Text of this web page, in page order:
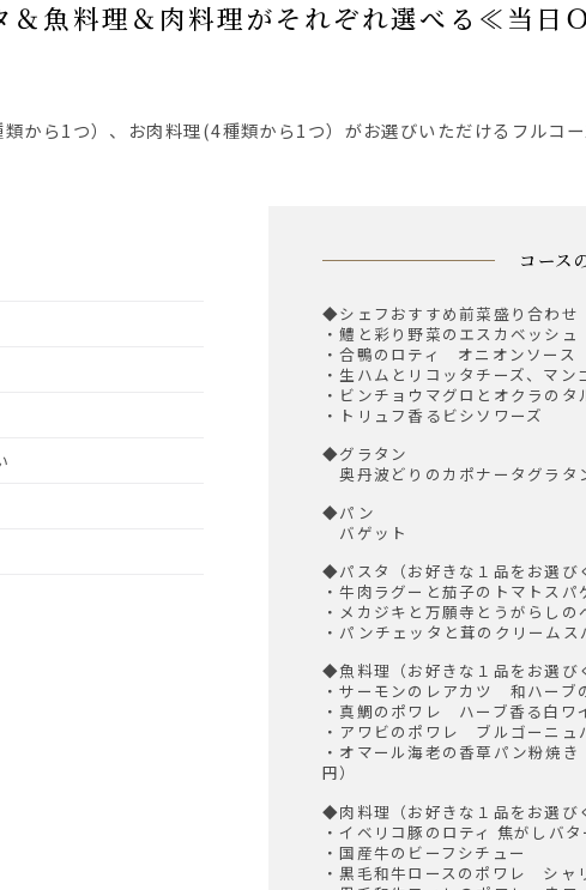
類から1つ）、お肉料理(4種類から1つ）がお選びいただけるフルコー
コー
◆シェフおすすめ前菜盛り合わせ
・鱧と彩り野菜のエスカベッシュ
・合鴨のロティ オニオンソース
・生ハムとリコッタチーズ、マン
・ビンチョウマグロとオクラの
・トリュフ香るビシソワーズ
◆グラタン
奥丹波どりのカポナータグラタ
◆パン
バゲット
◆パスタ（お好きな１品をお選び
・牛肉ラグーと茄子のトマトスパ
・メカジキと万願寺とうがらしの
・パンチェッタと茸のクリームス
◆魚料理（お好きな１品をお選び
・サーモンのレアカツ 和ハーブ
・真鯛のポワレ ハーブ香る白ワ
・アワビのポワレ ブルゴーニュ
・オマール海老の香草パン粉焼
円）
◆肉料理（お好きな１品をお選び
・イベリコ豚のロティ 焦がしバ
・国産牛のビーフシチュー
・黒毛和牛ロースのポワレ シャ